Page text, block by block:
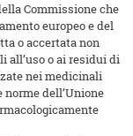
Commissione che
europeo e del
o accertata non
all’uso o ai residui di
nei medicinali
dell’Unione